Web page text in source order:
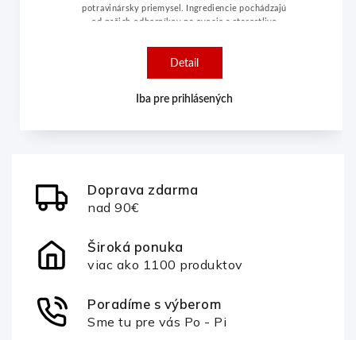
Iba pre prihlásených
Detail
potravinársky priemysel. Ingrediencie pochádzajú
od našich odborníkov na ovocie a starostlivo
teplote a bleskovo pasterizované, aby sa
zachovala prirodzená chuť a farba ovocia.
Drirafrost.
Doprava zdarma
nad 90€
Široká ponuka
viac ako 1100 produktov
Poradíme s výberom
Sme tu pre vás Po - Pi